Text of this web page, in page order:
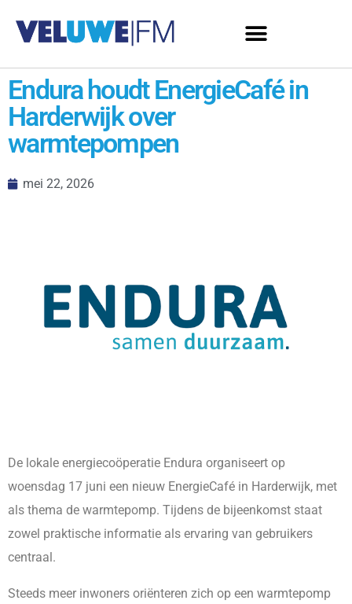
Endura houdt EnergieCafé in
Harderwijk over
warmtepompen
mei 22, 2026
De lokale energiecoöperatie Endura organiseert op
woensdag 17 juni een nieuw EnergieCafé in Harderwijk, met
als thema de warmtepomp. Tijdens de bijeenkomst staat
zowel praktische informatie als ervaring van gebruikers
centraal.
Steeds meer inwoners oriënteren zich op een warmtepomp